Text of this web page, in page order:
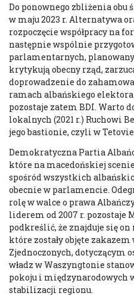
Do ponownego zbliżenia obu
w maju 2023 r. Alternatywa
rozpoczęcie współpracy na
następnie wspólnie
parlamentarnych,
krytykują obecny rząd,
doprowadzenie do
ramach albańskiego
pozostaje zatem BDI. Warto
lokalnych (2021 r.) Ruchowi
jego bastionie, czyli w
Demokratyczna Partia
które na macedońskiej
spośród wszystkich
obecnie w parlamencie.
rolę w walce o prawa
liderem od 2007 r. pozostaje
podkreślić, że znajduje się on
które zostały objęte
Zjednoczonych, dotyczącym
władz w Waszyngtonie
pokoju i międzynarodowych
stabilizacji regionu.